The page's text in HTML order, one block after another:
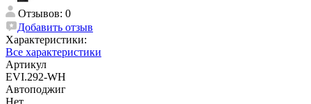
Отзывов: 0
Добавить отзыв
Характеристики:
Все характеристики
Артикул
EVI.292-WH
Автоподжиг